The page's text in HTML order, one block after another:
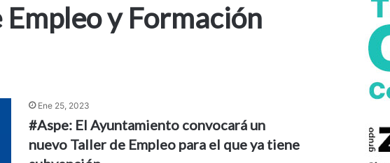
y Formación
Ene 25, 2023
#Aspe: El Ayuntamiento convocará un
nuevo Taller de Empleo para el que ya tiene